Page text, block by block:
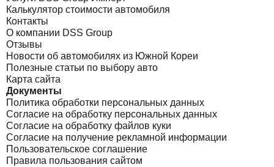
Калькулятор стоимости автомобиля
Контакты
О компании DSS Group
Отзывы
Новости об автомобилях из Южной Кореи
Полезные статьи по выбору авто
Карта сайта
Документы
Политика обработки персональных данных
Согласие на обработку персональных данных
Согласие на обработку файлов куки
Согласие на получение рекламной информации
Пользовательское соглашение
Правила пользования сайтом